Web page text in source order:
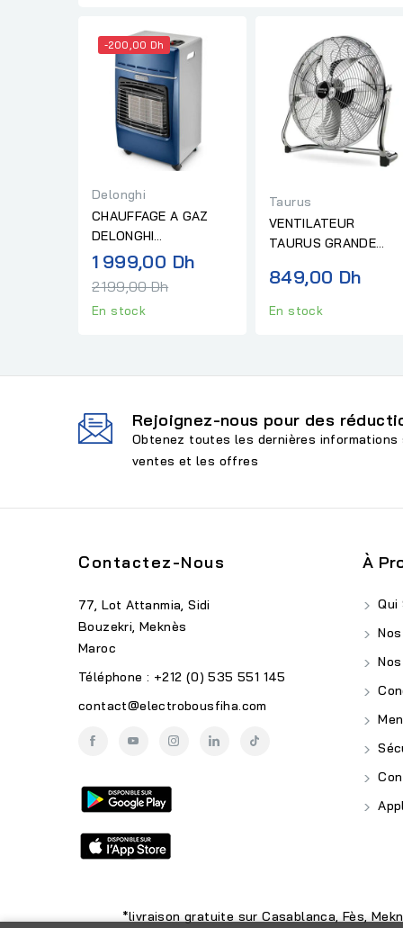
-200,00 Dh
Delonghi
CHAUFFAGE A GAZ
DELONGHI
INFRAROUGE
1 999,00 DhPrix
2 199,00 Dh
En stock
Taurus
VENTILATEUR
TAURUS GRANDE
849,00 Dh
En stock
Rejoignez-nous pour des
Obtenez toutes les dernières informations
ventes et les offres
Contactez-Nous
77, Lot Attanmia, Sidi
Bouzekri, Meknès
Maroc
Téléphone : +212 (0) 535 551 145
contact@electrobousfiha.com
À
Qui
*livraison gratuite sur Casablanca, Fès,